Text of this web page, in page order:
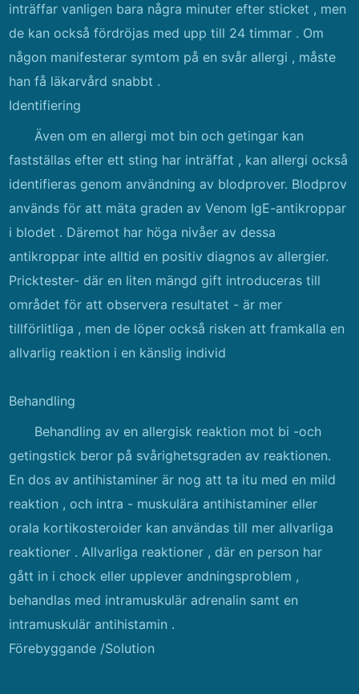
inträffar vanligen bara några minuter efter sticket , men
de kan också fördröjas med upp till 24 timmar . Om
någon manifesterar symtom på en svår allergi , måste
han få läkarvård snabbt .
Identifiering
Även om en allergi mot bin och getingar kan
fastställas efter ett sting har inträffat , kan allergi också
identifieras genom användning av blodprover. Blodprov
används för att mäta graden av Venom IgE-antikroppar
i blodet . Däremot har höga nivåer av dessa
antikroppar inte alltid en positiv diagnos av allergier.
Pricktester- där en liten mängd gift introduceras till
området för att observera resultatet - är mer
tillförlitliga , men de löper också risken att framkalla en
allvarlig reaktion i en känslig individ
Behandling
Behandling av en allergisk reaktion mot bi -och
getingstick beror på svårighetsgraden av reaktionen.
En dos av antihistaminer är nog att ta itu med en mild
reaktion , och intra - muskulära antihistaminer eller
orala kortikosteroider kan användas till mer allvarliga
reaktioner . Allvarliga reaktioner , där en person har
gått in i chock eller upplever andningsproblem ,
behandlas med intramuskulär adrenalin samt en
intramuskulär antihistamin .
Förebyggande /Solution